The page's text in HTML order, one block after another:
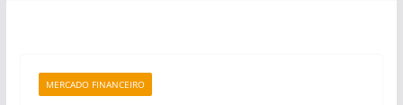
MERCADO FINANCEIRO